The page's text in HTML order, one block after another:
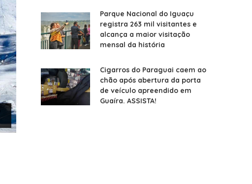
Parque Nacional do Iguaçu
registra 263 mil visitantes e
alcança a maior visitação
mensal da história
Cigarros do Paraguai caem ao
chão após abertura da porta
de veículo apreendido em
Guaíra. ASSISTA!